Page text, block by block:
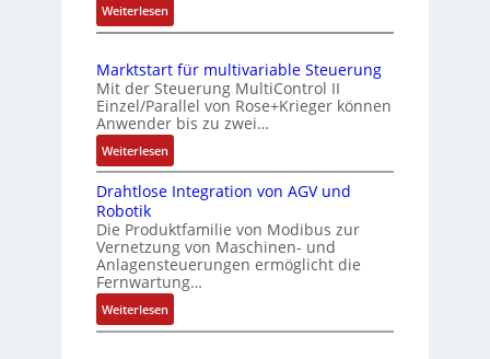
d
u
s
t
n
d
ü
b
w
n
e
r
t
o
s
t
i
s
e
S
n
s
o
r
-
I
n
e
g
r
t
Weiterlesen:
I
C
6
2
4
4
3
-
e
r
t
f
Marktstart für multivariable Steuerung
Mit der Steuerung MultiControl II
Einzel/Parallel von Rose+Krieger können
Anwender bis zu zwei…
Weiterlesen:
M
a
k
t
s
t
a
r
Drahtlose Integration von AGV und
Robotik
Die Produktfamilie von Modibus zur
Vernetzung von Maschinen- und
Anlagensteuerungen ermöglicht die
Fernwartung…
Weiterlesen:
D